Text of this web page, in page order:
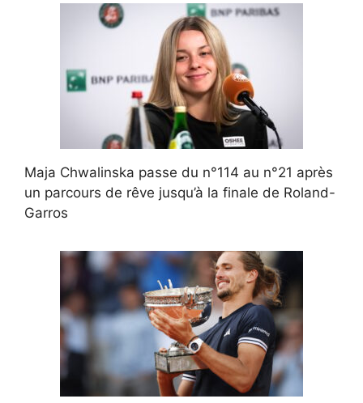
Maja Chwalinska passe du n°114 au n°21 après
un parcours de rêve jusqu’à la finale de Roland-
Garros